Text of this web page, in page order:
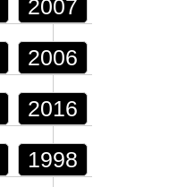
2007
2006
2016
1998